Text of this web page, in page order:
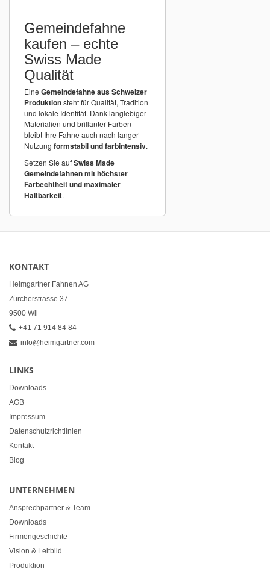
Gemeindefahne
kaufen – echte
Swiss Made
Qualität
Eine Gemeindefahne aus Schweizer
Produktionsteht für Qualität, Tradition
und lokale Identität. Dank langlebiger
Materialien und brillanter Farben
bleibt Ihre Fahne auch nach langer
Nutzung formstabil und farbintensiv.
Setzen Sie aufSwiss Made
Gemeindefahnen mit höchster
Farbechtheit und maximaler
Haltbarkeit.
KONTAKT
Heimgartner Fahnen AG
Zürcherstrasse 37
9500 Wil
+41 71 914 84 84
info@heimgartner.com
LINKS
Downloads
AGB
Impressum
Datenschutzrichtlinien
Kontakt
Blog
UNTERNEHMEN
Ansprechpartner & Team
Downloads
Firmengeschichte
Vision & Leitbild
Produktion